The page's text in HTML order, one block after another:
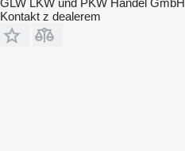
GLW LKW und PKW Handel GmbH
Kontakt z dealerem